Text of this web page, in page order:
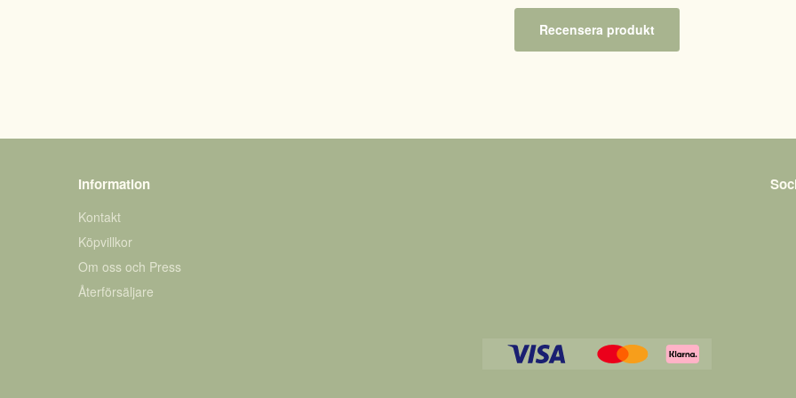
Recensera produkt
Information
Kontakt
Köpvillkor
Om oss och Press
Återförsäljare